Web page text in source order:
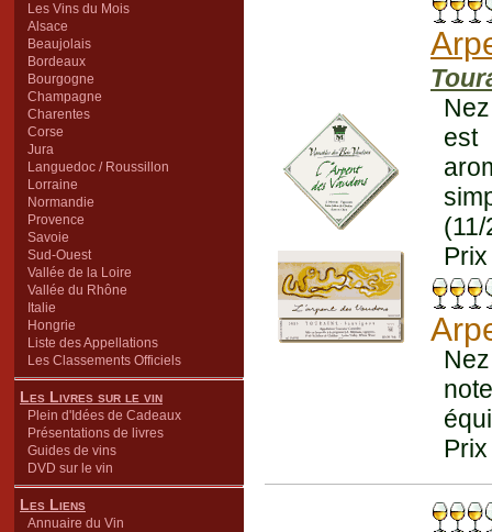
Les Vins du Mois
Alsace
Beaujolais
Bordeaux
Bourgogne
Champagne
Charentes
Corse
Jura
Languedoc / Roussillon
Lorraine
Normandie
Provence
Savoie
Sud-Ouest
Vallée de la Loire
Vallée du Rhône
Italie
Hongrie
Liste des Appellations
Les Classements Officiels
Les Livres sur le vin
Plein d'Idées de Cadeaux
Présentations de livres
Guides de vins
DVD sur le vin
Les Liens
Annuaire du Vin
est